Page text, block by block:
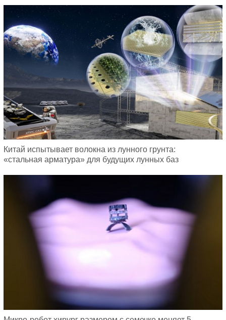
Китай испытывает волокна из лунного грунта:
«стальная арматура» для будущих лунных баз